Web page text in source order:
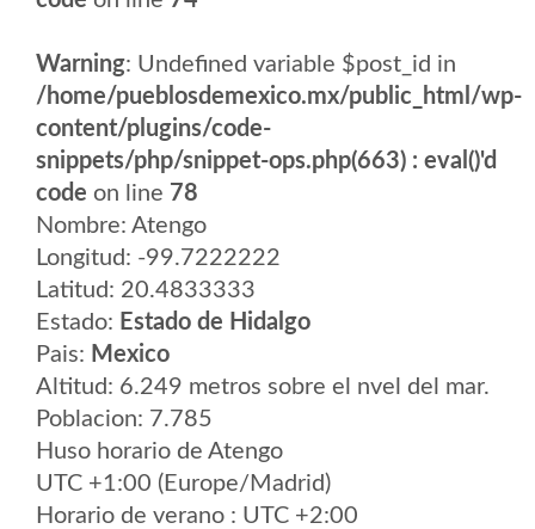
Warning: Undefined variable $post_id in
/home/pueblosdemexico.mx/public_html/wp-
content/plugins/code-
snippets/php/snippet-ops.php(663) : eval()'d
code on line 78
Nombre: Atengo
Longitud: -99.7222222
Latitud: 20.4833333
Estado: Estado de Hidalgo
Pais: Mexico
Altitud: 6.249 metros sobre el nvel del mar.
Poblacion: 7.785
Huso horario de Atengo
UTC +1:00 (Europe/Madrid)
Horario de verano : UTC +2:00